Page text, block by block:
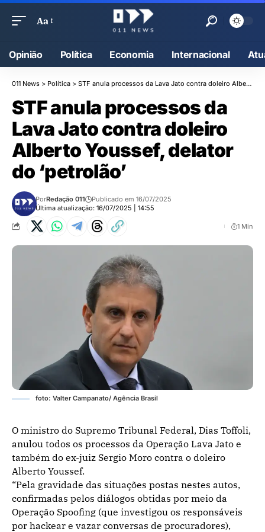
Aa
Opinião Política Economia Internacional
011 News > Política > STF anula processos da Lava Jato contra doleiro Alberto Youssef, delator do ‘petrolão’
STF anula processos da
Lava Jato contra doleiro
Alberto Youssef, delator
do ‘petrolão’
Última atualização: 16/07/2025 | 14:55
PorRedação 011 Publicado em 16/07/2025
1 Min
foto: Valter Campanato/ Agência Brasil
O ministro do Supremo Tribunal Federal, Dias Toffoli,
anulou todos os processos da Operação Lava Jato e
também do ex-juiz Sergio Moro contra o doleiro
Alberto Youssef.
“Pela gravidade das situações postas nestes autos,
confirmadas pelos diálogos obtidas por meio da
Operação Spoofing (que investigou os responsáveis
por hackear e vazar conversas de procuradores),